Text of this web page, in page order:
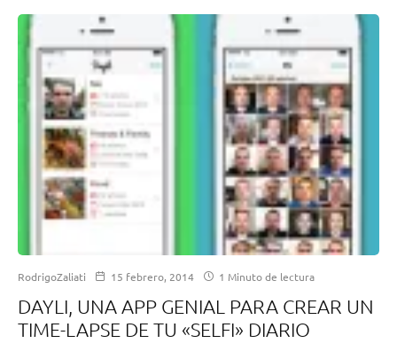
RodrigoZaliati 15 febrero, 2014 1 Minuto de lectura
DAYLI, UNA APP GENIAL PARA CREAR UN
TIME-LAPSE DE TU «SELFI» DIARIO